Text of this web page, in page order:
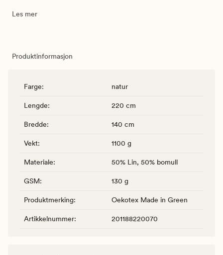
Les mer
Produktinformasjon
Farge: natur
Lengde: 220 cm
Bredde: 140 cm
Vekt: 1100 g
Materiale: 50% Lin, 50% bomull
GSM: 130 g
Produktmerking: Oekotex Made in Green
Artikkelnummer: 201188220070